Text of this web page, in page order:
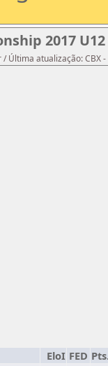
2017
Última atualização: CBX
EloI FED